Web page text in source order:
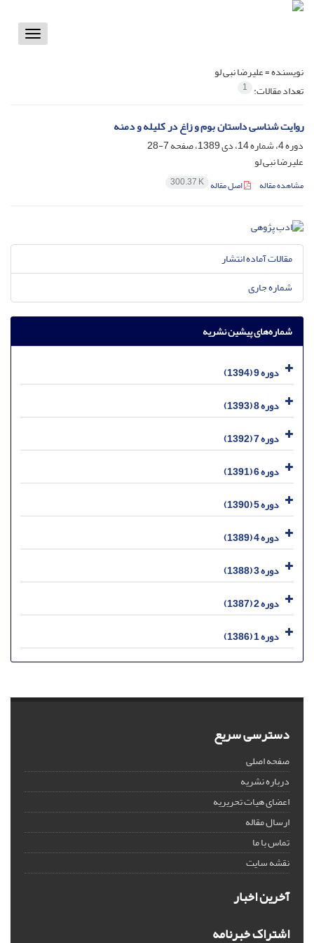
Toggle
نویسنده =علیرضا نبی لو
تعداد مقالات: 1
روایت شناسی داستان بوم و زاغ در کلیله و دمنه
دوره 4، شماره 14، دی 1389، صفحه
7-28
علیرضا نبی لو
مشاهده مقاله اصل مقاله 300.37 K
مقالات آماده انتشار
شماره جاری
شماره‌های پیشین نشریه
دوره 9 (1394)
دوره 8 (1393)
دوره 7 (1392)
دوره 6 (1391)
دوره 5 (1390)
دوره 4 (1389)
دوره 3 (1388)
دوره 2 (1387)
دوره 1 (1386)
دسترسی سریع
صفحه اصلی
درباره نشریه
اعضای هیات تحریریه
ارسال مقاله
تماس با ما
نقشه سایت
آخرین اخبار
اشتراک خبرنامه